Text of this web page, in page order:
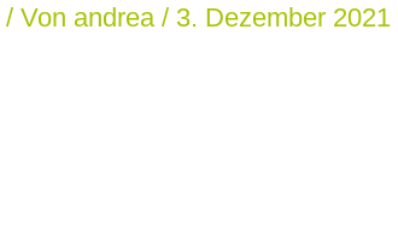
/ Von andrea / 3. Dezember 2021